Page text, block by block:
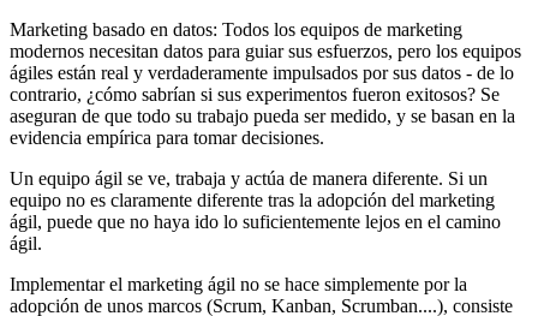
Marketing basado en datos: Todos los equipos de marketing
modernos necesitan datos para guiar sus esfuerzos, pero los equipos
ágiles están real y verdaderamente impulsados por sus datos - de lo
contrario, ¿cómo sabrían si sus experimentos fueron exitosos? Se
aseguran de que todo su trabajo pueda ser medido, y se basan en la
evidencia empírica para tomar decisiones.
Un equipo ágil se ve, trabaja y actúa de manera diferente. Si un
equipo no es claramente diferente tras la adopción del marketing
ágil, puede que no haya ido lo suficientemente lejos en el camino
ágil.
Implementar el marketing ágil no se hace simplemente por la
adopción de unos marcos (Scrum, Kanban, Scrumban....), consiste